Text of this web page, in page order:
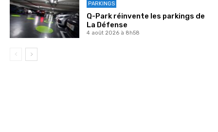
PARKINGS
Q-Park réinvente les parkings de
La Défense
4 août 2026 à 8h58